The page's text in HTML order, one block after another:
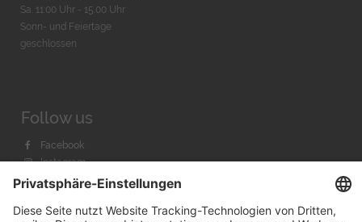
Sa. 11:00 Uhr - 15.00 Uhr
Sonn- und Feiertage
geschlossen
Follow us
Facebook
Instagram
Youtube